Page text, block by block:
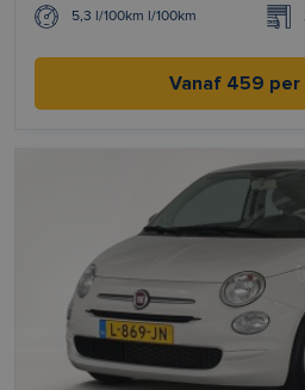
5,3 l/100km l/100km
Vanaf 459 per